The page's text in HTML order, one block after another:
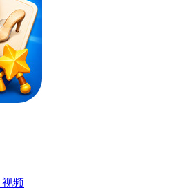
视频